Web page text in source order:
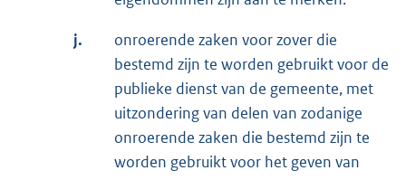
j.
onroerende zaken voor zover die
bestemd zijn te worden gebruikt voor de
publieke dienst van de gemeente, met
uitzondering van delen van zodanige
onroerende zaken die bestemd zijn te
worden gebruikt voor het geven van